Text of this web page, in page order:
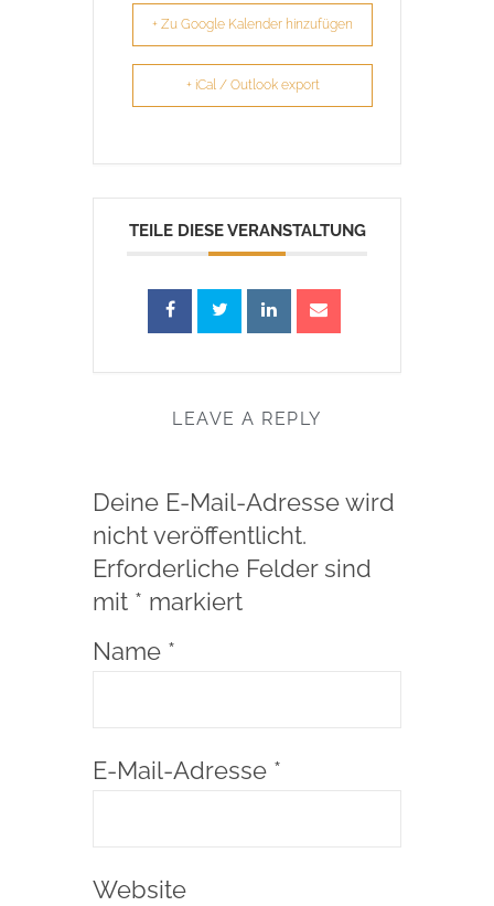
+ Zu Google Kalender hinzufügen
+ iCal / Outlook export
TEILE DIESE VERANSTALTUNG
LEAVE A REPLY
Deine E-Mail-Adresse wird
nicht veröffentlicht.
Erforderliche Felder sind
mit * markiert
Name *
E-Mail-Adresse *
Website